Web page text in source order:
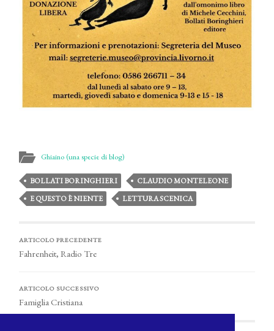
Ghiaino (una specie di blog)
BOLLATI BORINGHIERI
CLAUDIO MONTELEONE
E QUESTO È NIENTE
LETTURA SCENICA
ARTICOLO PRECEDENTE
Fahrenheit, Radio Tre
ARTICOLO SUCCESSIVO
Famiglia Cristiana